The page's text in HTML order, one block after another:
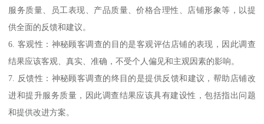
服务质量、员工表现、产品质量、价格合理性、店铺形象等，以提
供全面的反馈和建议。
6. 客观性：神秘顾客调查的目的是客观评估店铺的表现，因此调查
结果应该客观、真实、准确，不受个人偏见和主观因素的影响。
7. 反馈性：神秘顾客调查的终目的是提供反馈和建议，帮助店铺改
进和提升服务质量，因此调查结果应该具有建设性，包括指出问题
和提供改进方案。